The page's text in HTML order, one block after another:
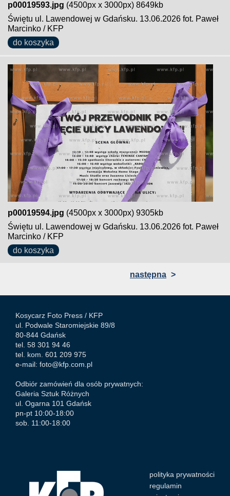
p00019593.jpg (4500px x 3000px) 8649kb
Świętu ul. Lawendowej w Gdańsku. 13.06.2026 fot. Paweł
Marcinko / KFP
do koszyka
p00019594.jpg (4500px x 3000px) 9305kb
Świętu ul. Lawendowej w Gdańsku. 13.06.2026 fot. Paweł
Marcinko / KFP
do koszyka
następna >
Kosycarz Foto Press / KFP
ul. Podwale Staromiejskie 89/8
80-844 Gdańsk
tel. 58 301 94 46
tel. kom. 601 209 975
e-mail: foto@kfp.com.pl
Odbiór zamówień dla osób prywatnych:
Galeria Sztuk Różnych
ul. Ogarna 101 Gdańsk
pn-pt 10:00-18:00
sob. 11:00-18:00
polityka prywatności
regulamin